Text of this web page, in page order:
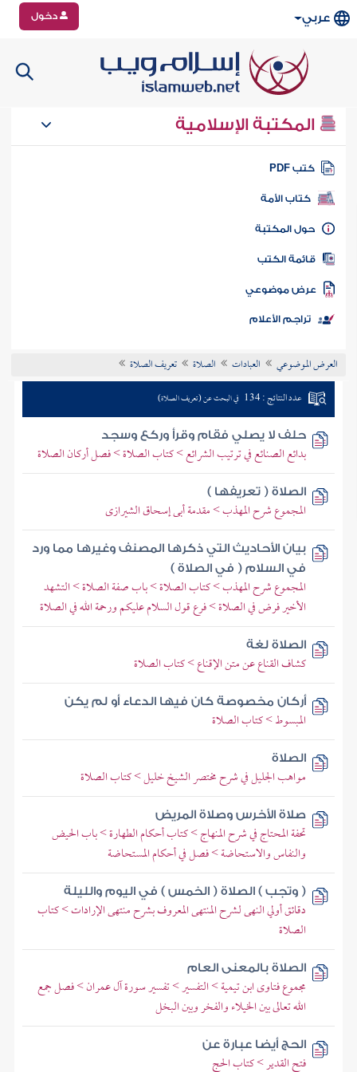
عربي دخول
المكتبة الإسلامية
كتب PDF
كتاب الأمة
المكتبة
الكتب
موضوعي
تراجم الأعلام
العرض الموضوعي العبادات الصلاة تعريف الصلاة
عدد النتائج : 134 في البحث عن (تعريف الصلاة)
حلف لا يصلي فقام وقرأ وركع وسجد
بدائع الصنائع في ترتيب الشرائع > كتاب الصلاة > فصل أركان الصلاة
الصلاة ( تعريفها )
المجموع شرح المهذب > مقدمة أبى إسحاق الشيرازى
بيان الأحاديث التي ذكرها المصنف وغيرها مما ورد
في السلام ( في الصلاة )
المجموع شرح المهذب > كتاب الصلاة > باب صفة الصلاة > التشهد
الأخير فرض في الصلاة > فرع قول السلام عليكم ورحمة الله في الصلاة
الصلاة لغة
كشاف القناع عن متن الإقناع > كتاب الصلاة
أركان مخصوصة كان فيها الدعاء أو لم يكن
المبسوط > كتاب الصلاة
الصلاة
مواهب الجليل في شرح مختصر الشيخ خليل > كتاب الصلاة
صلاة الأخرس وصلاة المريض
تحفة المحتاج في شرح المنهاج > كتاب أحكام الطهارة > باب الحيض
والنفاس والاستحاضة > فصل في أحكام المستحاضة
( وتجب ) الصلاة ( الخمس ) في اليوم والليلة
دقائق أولي النهى لشرح المنتهى المعروف بشرح منتهى الإرادات > كتاب
الصلاة
الصلاة بالمعنى العام
مجموع فتاوى ابن تيمية > التفسير > تفسير سورة آل عمران > فصل جمع
الله تعالى بين الخيلاء والفخر وبين البخل
الحج أيضا عبارة عن
فتح القدير > كتاب الحج